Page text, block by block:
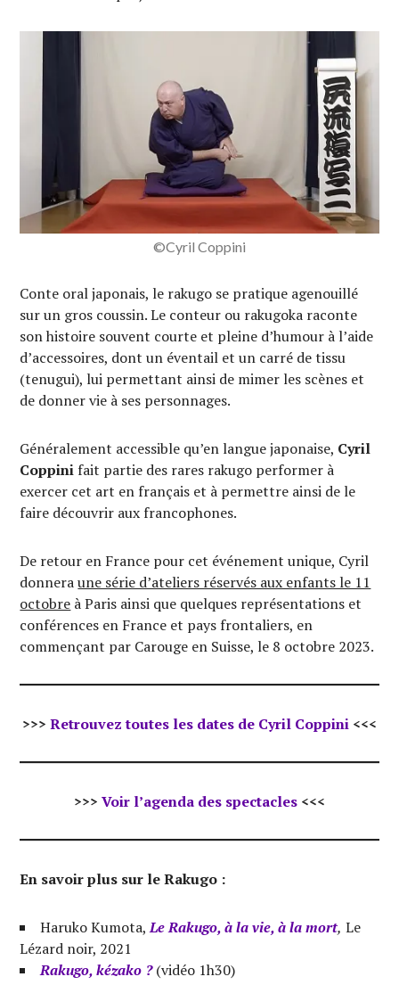
©Cyril Coppini
Conte oral japonais, le rakugo se pratique agenouillé
sur un gros coussin. Le conteur ou rakugoka raconte
son histoire souvent courte et pleine d’humour à l’aide
d’accessoires, dont un éventail et un carré de tissu
(tenugui), lui permettant ainsi de mimer les scènes et
de donner vie à ses personnages.
Généralement accessible qu’en langue japonaise, Cyril
Coppini fait partie des rares rakugo performer à
exercer cet art en français et à permettre ainsi de le
faire découvrir aux francophones.
De retour en France pour cet événement unique, Cyril
donneraune série d’ateliers réservés aux enfants le 11
octobre à Paris ainsi que quelques représentations et
conférences en France et pays frontaliers, en
commençant par Carouge en Suisse, le 8 octobre 2023.
>>> Retrouvez toutes les dates de Cyril Coppini <<<
>>> Voir l’agenda des spectacles <<<
En savoir plus sur le Rakugo :
Haruko Kumota,Le Rakugo, à la vie, à la mort, Le
Lézard noir, 2021
Rakugo, kézako ?(vidéo 1h30)